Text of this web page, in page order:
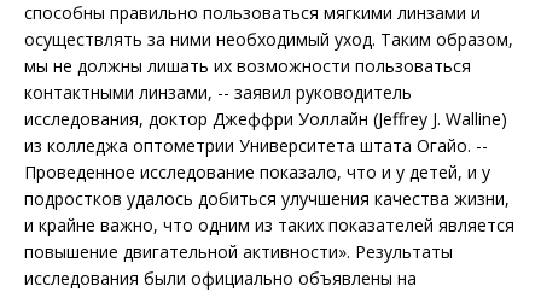
способны правильно пользоваться мягкими линзами и
осуществлять за ними необходимый уход. Таким образом,
мы не должны лишать их возможности пользоваться
контактными линзами, -- заявил руководитель
исследования, доктор Джеффри Уоллайн (Jeffrey J. Walline)
из колледжа оптометрии Университета штата Огайо. --
Проведенное исследование показало, что и у детей, и у
подростков удалось добиться улучшения качества жизни,
и крайне важно, что одним из таких показателей является
повышение двигательной активности». Результаты
исследования были официально объявлены на